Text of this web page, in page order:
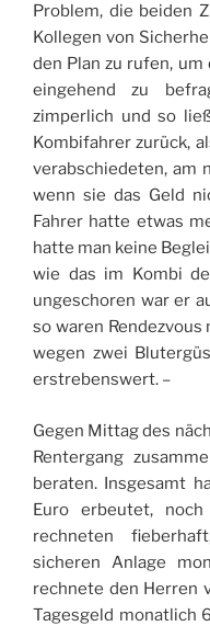
Problem, die beiden
Kollegen von
den Plan zu rufen, um
eingehend zu
zimperlich und so
Kombifahrer zurück,
verabschiedeten, am
wenn sie das Geld
Fahrer hatte etwas
hatte man keine
wie das im Kombi
ungeschoren war er
so waren
wegen zwei
erstrebenswert. –
Gegen Mittag des
Rentergang
beraten. Insgesamt
Euro erbeutet,
rechneten
sicheren Anlage
rechnete den Herren
Tagesgeld monatlich